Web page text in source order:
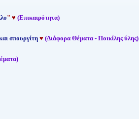
" ♥ (Επικαιρότητα)
σπουργίτη ♥ (Διάφορα Θέματα - Ποικίλης ύλης)